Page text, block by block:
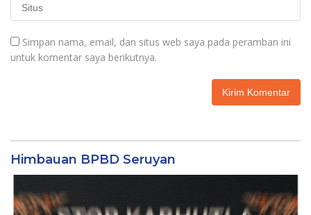
Simpan nama, email, dan situs web saya pada peramban ini
untuk komentar saya berikutnya.
Himbauan BPBD Seruyan